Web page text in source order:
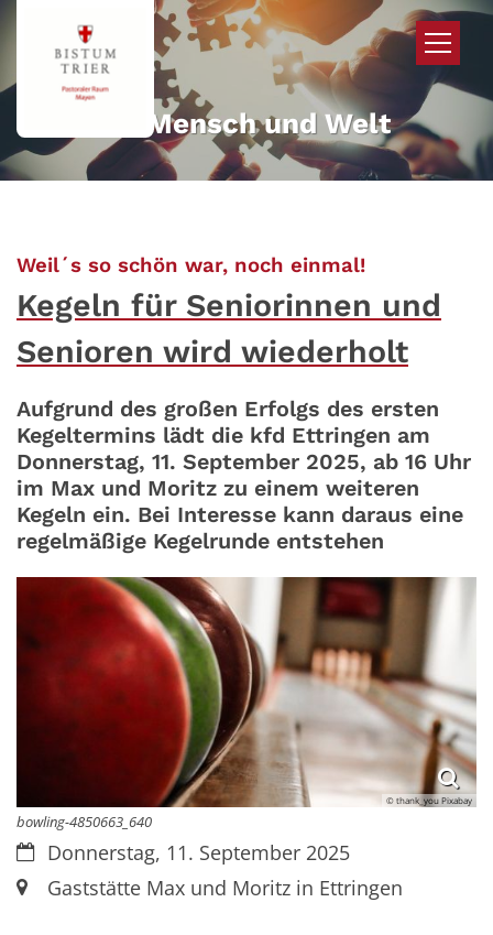
Zum Inhalt springen
Mehr für Mensch und Welt
Weil´s so schön war, noch einmal!:
Kegeln für Seniorinnen und
Senioren wird wiederholt
Aufgrund des großen Erfolgs des ersten
Kegeltermins lädt die kfd Ettringen am
Donnerstag, 11. September 2025, ab 16 Uhr
im Max und Moritz zu einem weiteren
Kegeln ein. Bei Interesse kann daraus eine
regelmäßige Kegelrunde entstehen
© thank_you Pixabay
bowling-4850663_640
Datum:Donnerstag, 11. September 2025
Ort:Gaststätte Max und Moritz in Ettringen